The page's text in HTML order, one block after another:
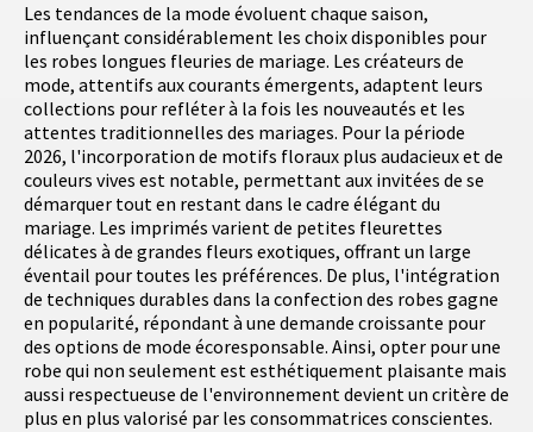
Les tendances de la mode évoluent chaque saison,
influençant considérablement les choix disponibles pour
les robes longues fleuries de mariage. Les créateurs de
mode, attentifs aux courants émergents, adaptent leurs
collections pour refléter à la fois les nouveautés et les
attentes traditionnelles des mariages. Pour la période
2026, l'incorporation de motifs floraux plus audacieux et de
couleurs vives est notable, permettant aux invitées de se
démarquer tout en restant dans le cadre élégant du
mariage. Les imprimés varient de petites fleurettes
délicates à de grandes fleurs exotiques, offrant un large
éventail pour toutes les préférences. De plus, l'intégration
de techniques durables dans la confection des robes gagne
en popularité, répondant à une demande croissante pour
des options de mode écoresponsable. Ainsi, opter pour une
robe qui non seulement est esthétiquement plaisante mais
aussi respectueuse de l'environnement devient un critère de
plus en plus valorisé par les consommatrices conscientes.